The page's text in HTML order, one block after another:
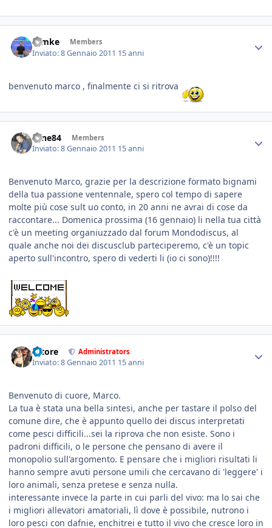
ramke Members
Inviato:8 Gennaio 2011 15 anni
benvenuto marco , finalmente ci si ritrova
sane84 Members
Inviato:8 Gennaio 2011 15 anni
Benvenuto Marco, grazie per la descrizione formato bignami
della tua passione ventennale, spero col tempo di sapere
molte più cose sult uo conto, in 20 anni ne avrai di cose da
raccontare... Domenica prossima (16 gennaio) li nella tua città
c'è un meeting organiuzzado dal forum Mondodiscus, al
quale anche noi dei discusclub parteciperemo, c'è un topic
aperto sull'incontro, spero di vederti li (io ci sono)!!!!
tatore Administrators
Inviato:8 Gennaio 2011 15 anni
Benvenuto di cuore, Marco.
La tua è stata una bella sintesi, anche per tastare il polso del
comune dire, che è appunto quello dei discus interpretati
come pesci difficili...sei la riprova che non esiste. Sono i
padroni difficili, o le persone che pensano di avere il
monopolio sull'argomento. E pensare che i migliori risultati li
hanno sempre avuti persone umili che cercavano di 'leggere' i
loro animali, senza pretese e senza nulla.
interessante invece la parte in cui parli del vivo: ma lo sai che
i migliori allevatori amatoriali, lì dove è possibile, nutrono i
loro pesci con dafnie, enchitrei e tutto il vivo che cresce loro in